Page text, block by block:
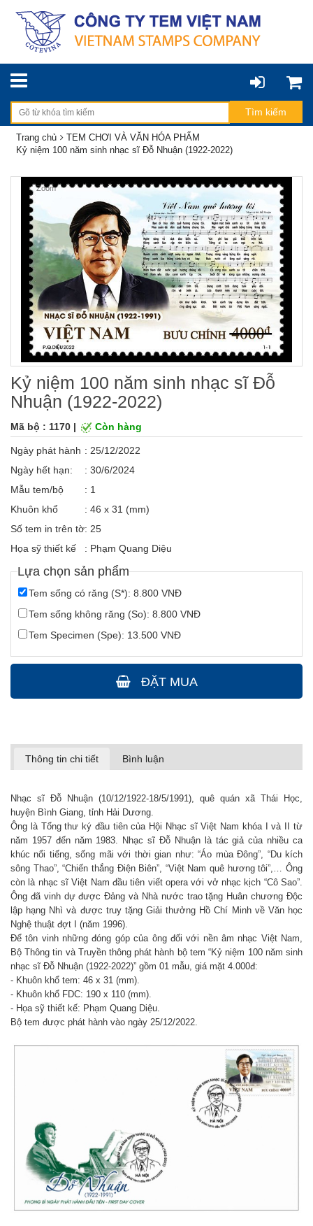
Trang chủ
TEM CHƠI VÀ VĂN HÓA PHẨM
Kỷ niệm 100 năm sinh nhạc sĩ Đỗ Nhuận (1922-2022)
Zoom
Kỷ niệm 100 năm sinh nhạc sĩ Đỗ
Nhuận (1922-2022)
Mã bộ : 1170 | Còn hàng
Ngày phát hành : 25/12/2022
Ngày hết hạn:
: 30/6/2024
Mẫu tem/bộ
: 1
Khuôn khổ
: 46 x 31 (mm)
Số tem in trên tờ: 25
Họa sỹ thiết kế
: Phạm Quang Diệu
Lựa chọn sản phẩm
Tem sống có răng (S*): 8.800 VNĐ
Tem sống không răng (So): 8.800 VNĐ
Tem Specimen (Spe): 13.500 VNĐ
ĐẶT MUA
Thông tin chi tiết Bình luận
Nhạc sĩ Đỗ Nhuận (10/12/1922-18/5/1991), quê quán xã Thái Học,
huyện Bình Giang, tỉnh Hải Dương.
Ông là Tổng thư ký đầu tiên của Hội Nhạc sĩ Việt Nam khóa I và II từ
năm 1957 đến năm 1983. Nhạc sĩ Đỗ Nhuận là tác giả của nhiều ca
khúc nổi tiếng, sống mãi với thời gian như: “Áo mùa Đông”, “Du kích
sông Thao”, “Chiến thắng Điện Biên”, “Việt Nam quê hương tôi”,… Ông
còn là nhạc sĩ Việt Nam đầu tiên viết opera với vở nhạc kịch “Cô Sao”.
Ông đã vinh dự được Đảng và Nhà nước trao tặng Huân chương Độc
lập hạng Nhì và được truy tặng Giải thưởng Hồ Chí Minh về Văn học
Nghệ thuật đợt I (năm 1996).
Để tôn vinh những đóng góp của ông đối với nền âm nhạc Việt Nam,
Bộ Thông tin và Truyền thông phát hành bộ tem “Kỷ niệm 100 năm sinh
nhạc sĩ Đỗ Nhuận (1922-2022)” gồm 01 mẫu, giá mặt 4.000đ:
- Khuôn khổ tem: 46 x 31 (mm).
- Khuôn khổ FDC: 190 x 110 (mm).
- Họa sỹ thiết kế: Phạm Quang Diệu.
Bộ tem được phát hành vào ngày 25/12/2022.